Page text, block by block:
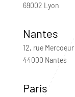
69002 Lyon
Nantes
12, rue Mercoeur
44000 Nantes
Paris